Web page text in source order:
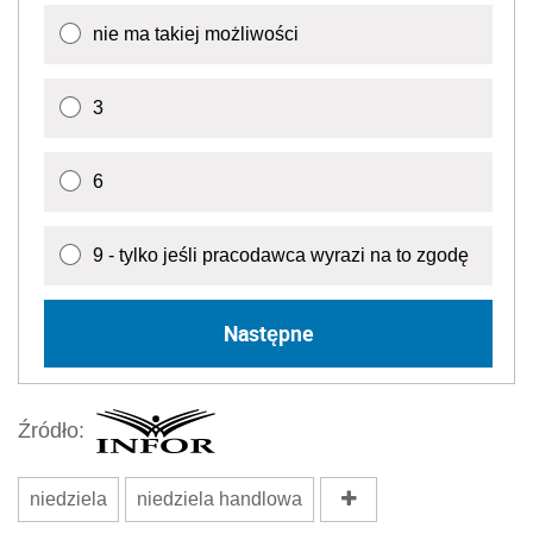
nie ma takiej możliwości
3
6
9 - tylko jeśli pracodawca wyrazi na to zgodę
Następne
Źródło:
niedziela niedziela handlowa